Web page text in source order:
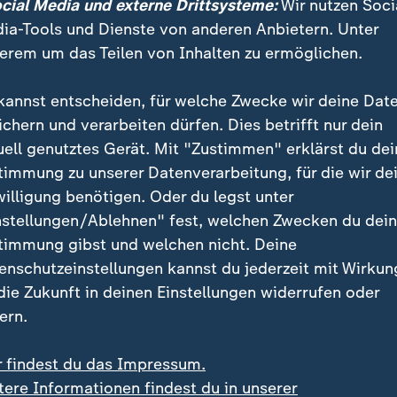
Eltern ihr Kind verlieren, der Verlust ist immer
Sternenkindern den Verlust verarbeiten?
in der Gesellschaft
der ein Kind verliert - sei es die Mutter, der
die Herausforderungen im Laufe des
Beulting. Sie ist in der Trauerarbeit mit früh
falle es beispielsweise oft schwer, wieder in den
Sinnhaftigkeit zu finden. Für Michaela ist die Zeit
Media und externe Drittsysteme:Wir nutzen
Tools und Dienste von anderen Anbietern. Unter
um das Teilen von Inhalten zu ermöglichen.
entscheiden, für welche Zwecke wir deine
und verarbeiten dürfen. Dies betrifft nur dein
genutztes Gerät. Mit "Zustimmen" erklärst du
zu unserer Datenverarbeitung, für die wir
benötigen. Oder du legst unter
Ablehnen" fest, welchen Zwecken du
gibst und welchen nicht. Deine
kannst du jederzeit mit
Zukunft in deinen Einstellungen widerrufen oder
findest du das Impressum.
Informationen findest du in unserer